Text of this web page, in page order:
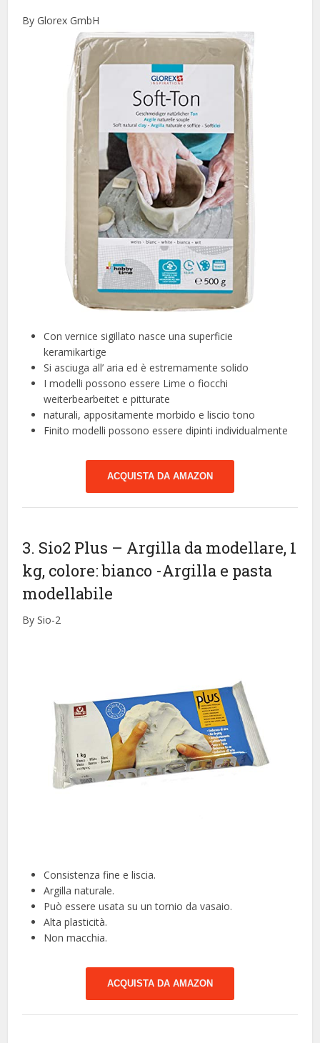
By Glorex GmbH
Con vernice sigillato nasce una superficie
keramikartige
Si asciuga all’ aria ed è estremamente solido
I modelli possono essere Lime o fiocchi
weiterbearbeitet e pitturate
naturali, appositamente morbido e liscio tono
Finito modelli possono essere dipinti individualmente
ACQUISTA DA AMAZON
3. Sio2 Plus – Argilla da modellare, 1
kg, colore: bianco -Argilla e pasta
modellabile
By Sio-2
Consistenza fine e liscia.
Argilla naturale.
Può essere usata su un tornio da vasaio.
Alta plasticità.
Non macchia.
ACQUISTA DA AMAZON